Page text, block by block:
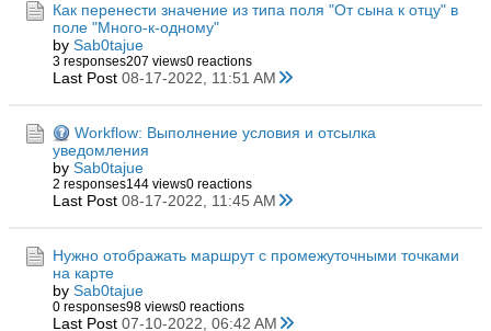
Как перенести значение из типа поля "От сына к отцу" в
поле "Много-к-одному"
by Sab0tajue
3 responses207 views0 reactions
Last Post 08-17-2022, 11:51 AM
Workflow: Выполнение условия и отсылка
уведомления
by Sab0tajue
2 responses144 views0 reactions
Last Post 08-17-2022, 11:45 AM
Нужно отображать маршрут с промежуточными точками
на карте
by Sab0tajue
0 responses98 views0 reactions
Last Post 07-10-2022, 06:42 AM